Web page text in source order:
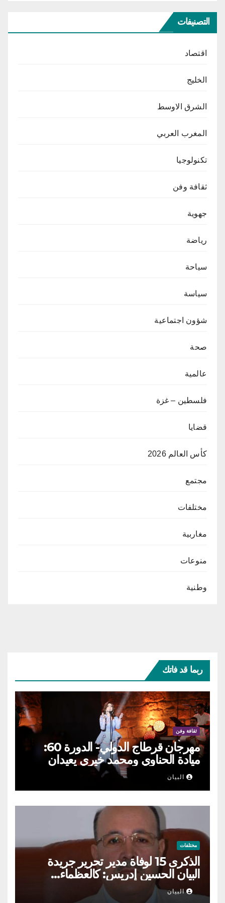
التصنيفات
اقتصاد
الخليج
الشرق الاوسط
المغرب العربي
تكنولوجيا
ثقافة وفن
جهوية
رياضة
سياحة
سياسة
شؤون اجتماعية
صحة
عالمية
فلسطين – غزة
قضايا
كأس العالم 2026
مجتمع
مختلفات
مغاربية
منوعات
وطنية
ربما قد فاتك
ثقافة وفن
مهرجان قرطاج الدولي- الدورة 60:
ميادة الحناوي ومحمد خيري يعيدان
الطرب السوري إلى ركح قرطاج
البيان
مختلفات
الذكرى 15 لوفاة مدير تحرير جريدة
البيان الحسين إدريس: كالعظماء…
عاش شامخا ورحل واقفا
البيان